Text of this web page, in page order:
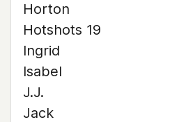
Horton
Hotshots 19
Ingrid
Isabel
J.J.
Jack